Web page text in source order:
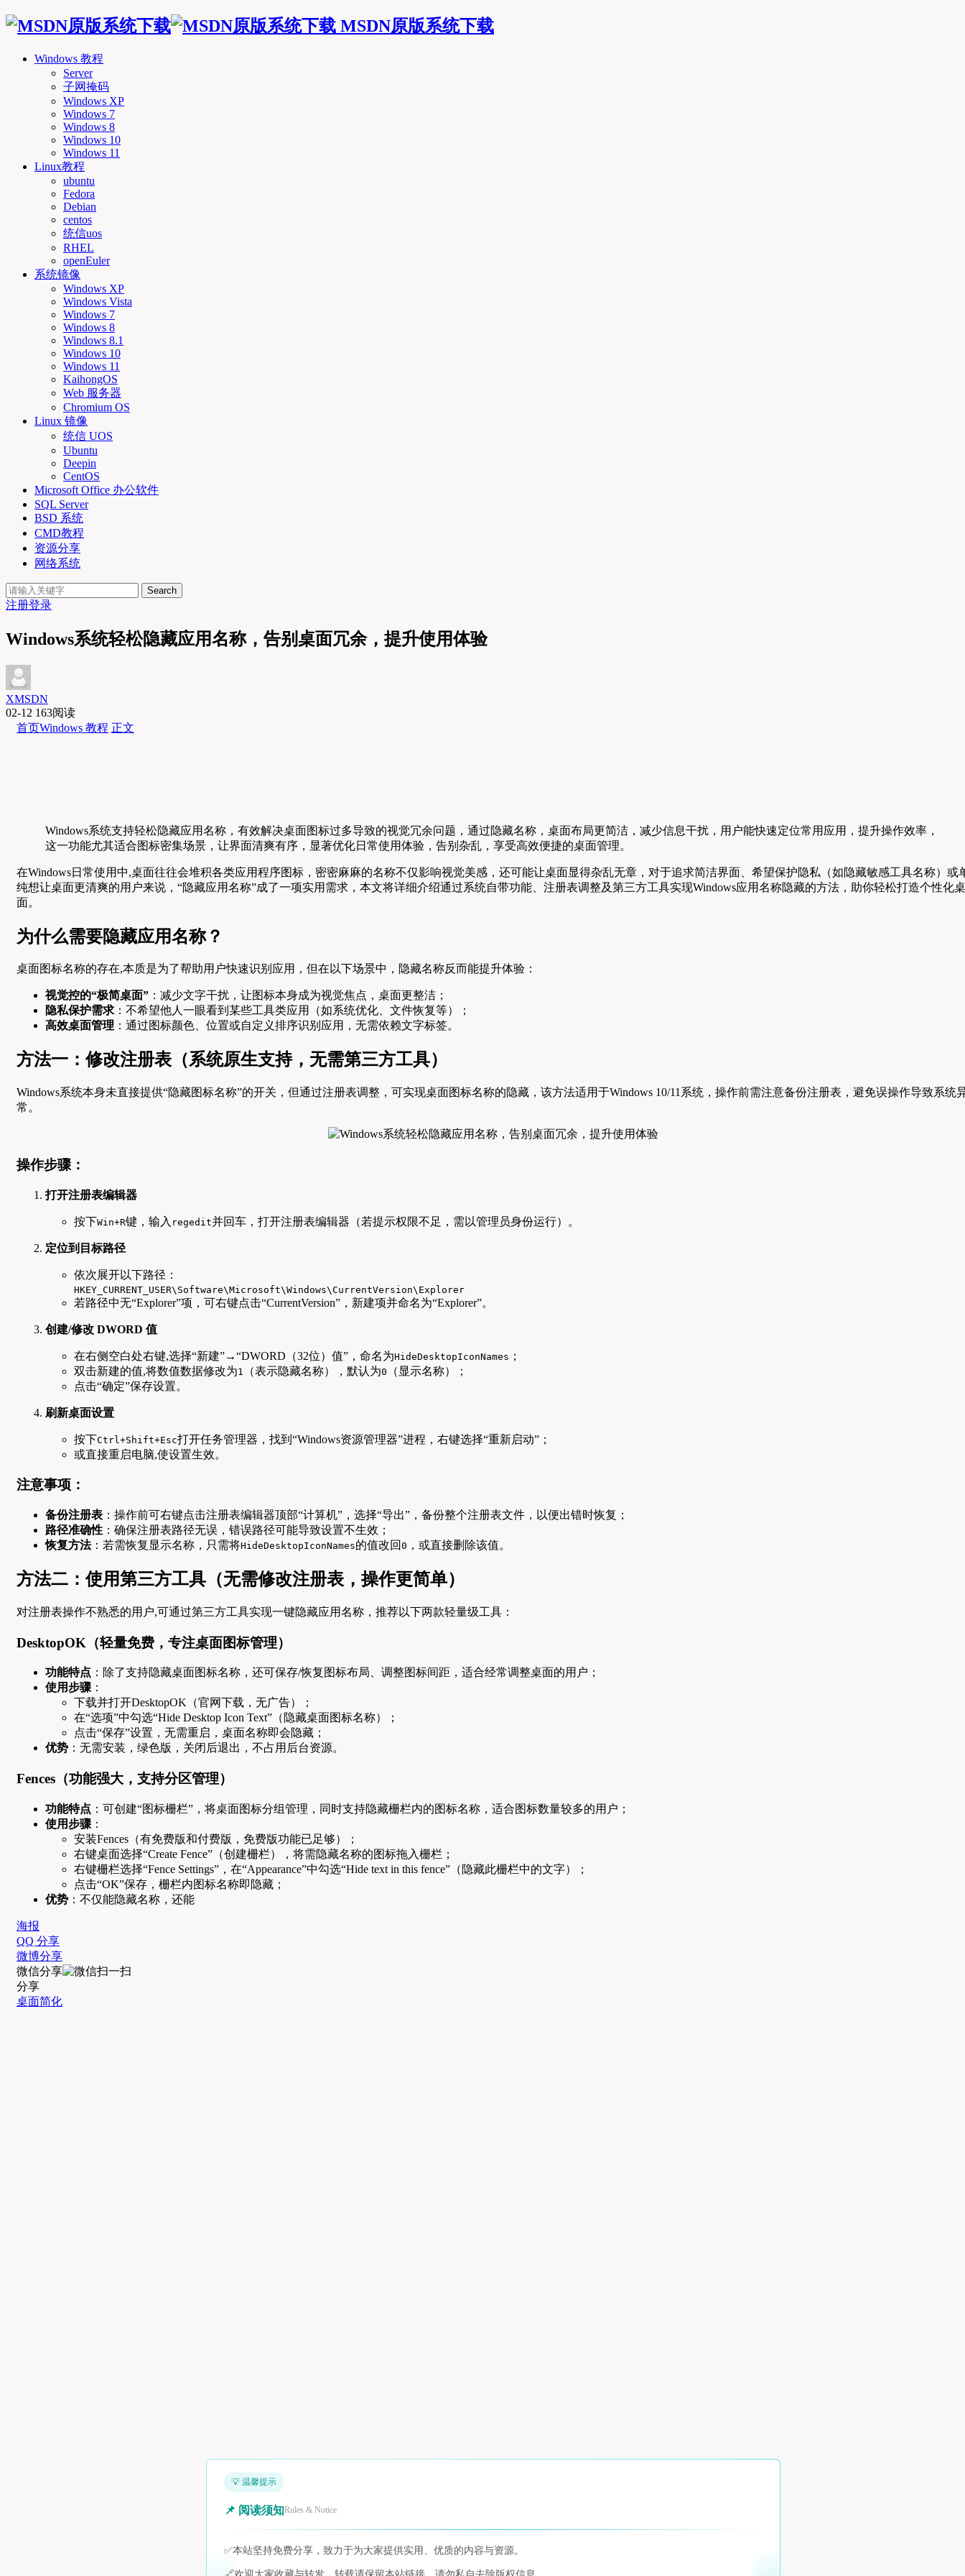
MSDN原版系统下载
Windows 教程
Server
子网掩码
Windows XP
Windows 7
Windows 8
Windows 10
Windows 11
Linux教程
ubuntu
Fedora
Debian
centos
统信uos
RHEL
openEuler
系统镜像
Windows XP
Windows Vista
Windows 7
Windows 8
Windows 8.1
Windows 10
Windows 11
KaihongOS
Web 服务器
Chromium OS
Linux 镜像
统信 UOS
Ubuntu
Deepin
CentOS
Microsoft Office 办公软件
SQL Server
BSD 系统
CMD教程
资源分享
网络系统
Search
注册登录
Windows系统轻松隐藏应用名称，告别桌面冗余，提升使用体验
XMSDN
02-12 163阅读
首页Windows 教程 正文
Windows系统支持轻松隐藏应用名称，有效解决桌面图标过多导致的视觉冗余问题，通过隐藏名称，桌面布局更简洁，减少信息干扰，用户能快速定位常用应用，提升操作效率，
这一功能尤其适合图标密集场景，让界面清爽有序，显著优化日常使用体验，告别杂乱，享受高效便捷的桌面管理。
在Windows日常使用中,桌面往往会堆积各类应用程序图标，密密麻麻的名称不仅影响视觉美感，还可能让桌面显得杂乱无章，对于追求简洁界面、希望保护隐私（如隐藏敏感工具名称）或
纯想让桌面更清爽的用户来说，“隐藏应用名称”成了一项实用需求，本文将详细介绍通过系统自带功能、注册表调整及第三方工具实现Windows应用名称隐藏的方法，助你轻松打造个性化桌
面。
为什么需要隐藏应用名称？
桌面图标名称的存在,本质是为了帮助用户快速识别应用，但在以下场景中，隐藏名称反而能提升体验：
视觉控的“极简桌面” ：减少文字干扰，让图标本身成为视觉焦点，桌面更整洁；
隐私保护需求：不希望他人一眼看到某些工具类应用（如系统优化、文件恢复等）；
高效桌面管理 ：通过图标颜色、位置或自定义排序识别应用，无需依赖文字标签。
方法一：修改注册表（系统原生支持，无需第三方工具）
Windows系统本身未直接提供“隐藏图标名称”的开关，但通过注册表调整，可实现桌面图标名称的隐藏，该方法适用于Windows 10/11系统，操作前需注意备份注册表，避免误操作导致系统
常。
操作步骤：
打开注册表编辑器
按下Win+R键，输入 regedit并回车，打开注册表编辑器（若提示权限不足，需以管理员身份运行）。
定位到目标路径
依次展开以下路径：
HKEY_CURRENT_USER\Software\Microsoft\Windows\CurrentVersion\Explorer
若路径中无“Explorer”项，可右键点击“CurrentVersion”，新建项并命名为“Explorer”。
创建/修改 DWORD 值
在右侧空白处右键,选择“新建”→“DWORD（32位）值”，命名为HideDesktopIconNames ；
双击新建的值,将数值数据修改为1 （表示隐藏名称），默认为0
（显示名称）；
点击“确定”保存设置。
刷新桌面设置
按下Ctrl+Shift+Esc打开任务管理器，找到“Windows资源管理器”进程，右键选择“重新启动”；
或直接重启电脑,使设置生效。
注意事项：
备份注册表 ：操作前可右键点击注册表编辑器顶部“计算机”，选择“导出”，备份整个注册表文件，以便出错时恢复；
路径准确性 ：确保注册表路径无误，错误路径可能导致设置不生效；
恢复方法：若需恢复显示名称，只需将HideDesktopIconNames的值改回 0 ，或直接删除该值。
方法二：使用第三方工具（无需修改注册表，操作更简单）
对注册表操作不熟悉的用户,可通过第三方工具实现一键隐藏应用名称，推荐以下两款轻量级工具：
DesktopOK（轻量免费，专注桌面图标管理）
功能特点 ：除了支持隐藏桌面图标名称，还可保存/恢复图标布局、调整图标间距，适合经常调整桌面的用户；
使用步骤 ：
下载并打开DesktopOK（官网下载，无广告）；
在“选项”中勾选“Hide Desktop Icon Text”（隐藏桌面图标名称）；
点击“保存”设置，无需重启，桌面名称即会隐藏；
优势 ：无需安装，绿色版，关闭后退出，不占用后台资源。
Fences（功能强大，支持分区管理）
功能特点 ：可创建“图标栅栏”，将桌面图标分组管理，同时支持隐藏栅栏内的图标名称，适合图标数量较多的用户；
使用步骤 ：
安装Fences（有免费版和付费版，免费版功能已足够）；
右键桌面选择“Create Fence”（创建栅栏），将需隐藏名称的图标拖入栅栏；
右键栅栏选择“Fence Settings”，在“Appearance”中勾选“Hide text in this fence”（隐藏此栅栏中的文字）；
点击“OK”保存，栅栏内图标名称即隐藏；
优势 ：不仅能隐藏名称，还能
海报
QQ 分享
微博分享
微信分享
分享
桌面简化
💡 温馨提示
📌 阅读须知Rules & Notice
✅本站坚持免费分享，致力于为大家提供实用、优质的内容与资源。